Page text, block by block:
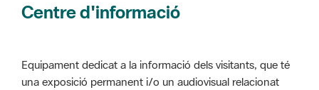
Centre d'informació
Equipament dedicat a la informació dels visitants, que té
una exposició permanent i/o un audiovisual relacionat